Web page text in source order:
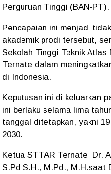
Perguruan Tinggi (BAN-PT).
Pencapaian ini menjadi
akademik prodi tersebut,
Sekolah Tinggi Teknik
Ternate dalam
di Indonesia.
Keputusan ini di keluarkan
ini berlaku selama lima
tanggal ditetapkan, yakni
2030.
Ketua STTAR Ternate, Dr.
S.Pd,S.H., M.Pd., M.H.saat